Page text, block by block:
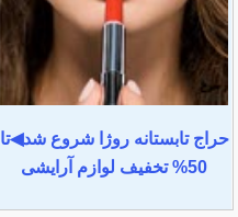
حراج تابستانه روژا شروع شد◀تا
50% تخفیف لوازم آرایشی